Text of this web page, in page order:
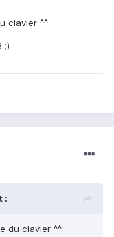
clavier ^^
;)
:
du clavier ^^